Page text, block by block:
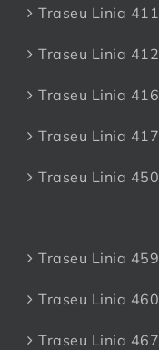
Traseu Linia 411
Traseu Linia 412
Traseu Linia 416
Traseu Linia 417
Traseu Linia 450
Traseu Linia 459
Traseu Linia 460
Traseu Linia 467